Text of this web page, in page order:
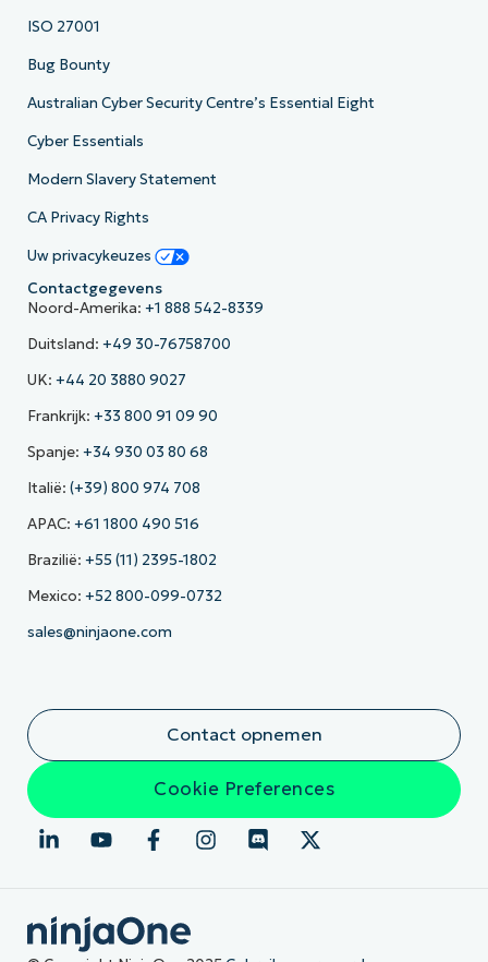
ISO 27001
Bug Bounty
Australian Cyber Security Centre’s Essential Eight
Cyber Essentials
Modern Slavery Statement
CA Privacy Rights
Uw privacykeuzes
Contactgegevens
Noord-Amerika: +1 888 542-8339
Duitsland: +49 30-76758700
UK: +44 20 3880 9027
Frankrijk: +33 800 91 09 90
Spanje: +34 930 03 80 68
Italië: (+39) 800 974 708
APAC: +61 1800 490 516
Brazilië: +55 (11) 2395-1802
Mexico: +52 800-099-0732
sales@ninjaone.com
Contact opnemen
Cookie Preferences